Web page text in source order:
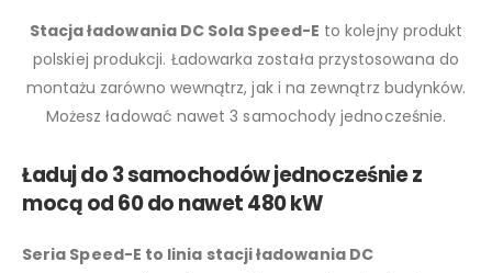
Stacja ładowania DC Sola Speed-E to kolejny produkt
polskiej produkcji. Ładowarka została przystosowana do
montażu zarówno wewnątrz, jak i na zewnątrz budynków.
Możesz ładować nawet 3 samochody jednocześnie.
Ładuj do 3 samochodów jednocześnie z
mocą od 60 do nawet 480 kW
Seria Speed-E to linia stacji ładowania DC